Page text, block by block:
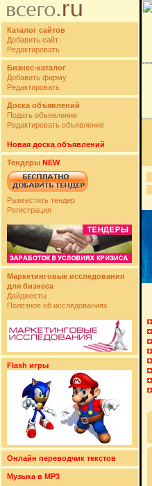
Каталог сайтов
Добавить сайт
Редактировать
Бизнес-каталог
Добавить фирму
Редактировать
Доска объявлений
Подать объявление
Редактировать объявление
Новая доска объявлений
Тендеры NEW
Разместить тендер
Регистрация
Маркетинговые исследования
для бизнеса
Дайджесты
Полезное об исследованиях
Flash игры
Онлайн переводчик текстов
Музыка в MP3